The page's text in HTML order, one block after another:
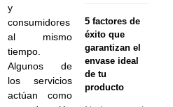
y
consumidores
al mismo
tiempo.
Algunos de
los servicios
actúan como
5 factores de
éxito que
garantizan el
envase ideal
de tu
producto